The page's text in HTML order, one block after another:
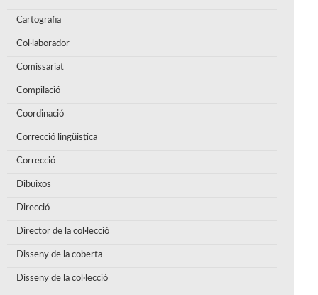
Cartografia
Col·laborador
Comissariat
Compilació
Coordinació
Correcció lingüistica
Correcció
Dibuixos
Direcció
Director de la col·lecció
Disseny de la coberta
Disseny de la col·lecció